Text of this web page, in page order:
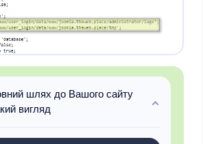
шлях до Вашого сайту
вигляд